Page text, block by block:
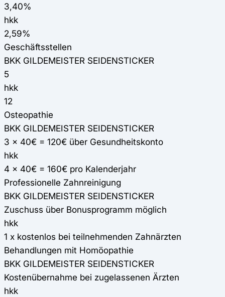
3,40%
hkk
2,59%
Geschäftsstellen
BKK GILDEMEISTER SEIDENSTICKER
5
hkk
12
Osteopathie
BKK GILDEMEISTER SEIDENSTICKER
3 x 40€ = 120€ über Gesundheitskonto
hkk
4 x 40€ = 160€ pro Kalenderjahr
Professionelle Zahnreinigung
BKK GILDEMEISTER SEIDENSTICKER
Zuschuss über Bonusprogramm möglich
hkk
1 x kostenlos bei teilnehmenden Zahnärzten
Behandlungen mit Homöopathie
BKK GILDEMEISTER SEIDENSTICKER
Kostenübernahme bei zugelassenen Ärzten
hkk